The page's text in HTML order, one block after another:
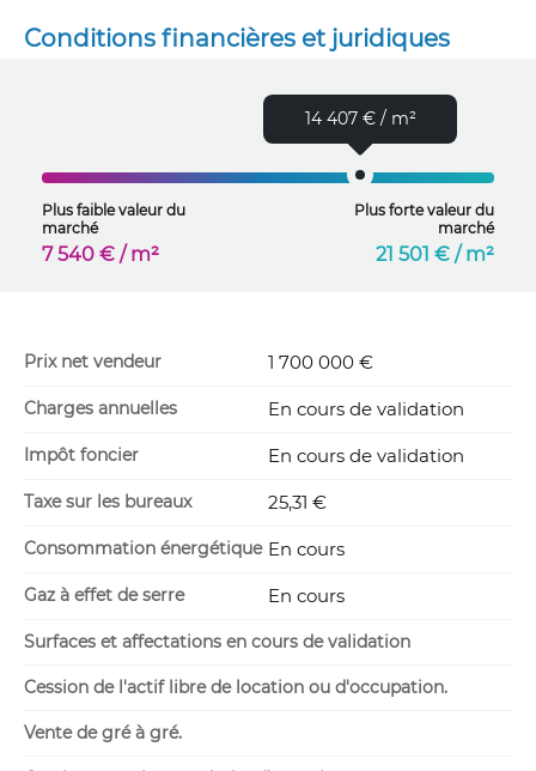
Conditions financières et juridiques
14 407 € / m²
Plus faible valeur du
marché
7 540 € / m²
Plus forte valeur du
marché
21 501 € / m²
Prix net vendeur 1 700 000 €
Charges annuelles En cours de validation
Impôt foncier En cours de validation
Taxe sur les bureaux 25,31 €
Consommation énergétique En cours
Gaz à effet de serre En cours
Surfaces et affectations en cours de validation
Cession de l'actif libre de location ou d'occupation.
Vente de gré à gré.